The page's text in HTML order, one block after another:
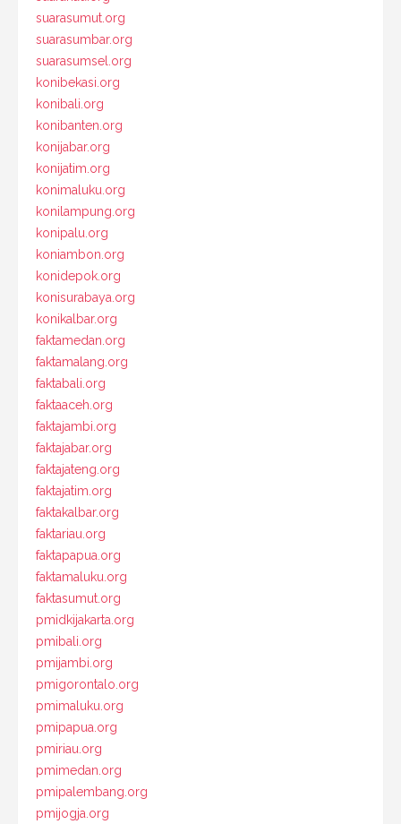
suarasumut.org
suarasumbar.org
suarasumsel.org
konibekasi.org
konibali.org
konibanten.org
konijabar.org
konijatim.org
konimaluku.org
konilampung.org
konipalu.org
koniambon.org
konidepok.org
konisurabaya.org
konikalbar.org
faktamedan.org
faktamalang.org
faktabali.org
faktaaceh.org
faktajambi.org
faktajabar.org
faktajateng.org
faktajatim.org
faktakalbar.org
faktariau.org
faktapapua.org
faktamaluku.org
faktasumut.org
pmidkijakarta.org
pmibali.org
pmijambi.org
pmigorontalo.org
pmimaluku.org
pmipapua.org
pmiriau.org
pmimedan.org
pmipalembang.org
pmijogja.org